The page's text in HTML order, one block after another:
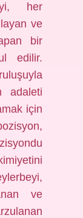
her
ve
bir
edilir.
adaleti
için
ve